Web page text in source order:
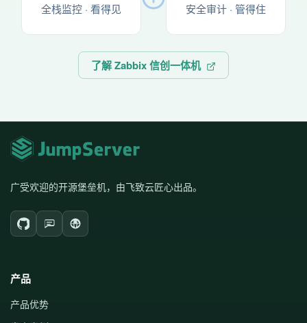
全栈监控 · 看得见 安全审计 · 管得住
了解 Zabbix 信创一体机
广受欢迎的开源堡垒机，由飞致云匠心出品。
产品
产品优势